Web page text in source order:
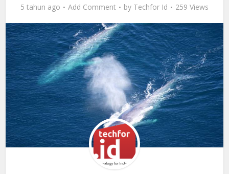
5 tahun ago Add Comment by Techfor Id 259 Views